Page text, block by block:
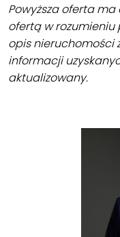
Powyższa oferta
ofertą w rozumieniu
opis nieruchomości
informacji
aktualizowany.